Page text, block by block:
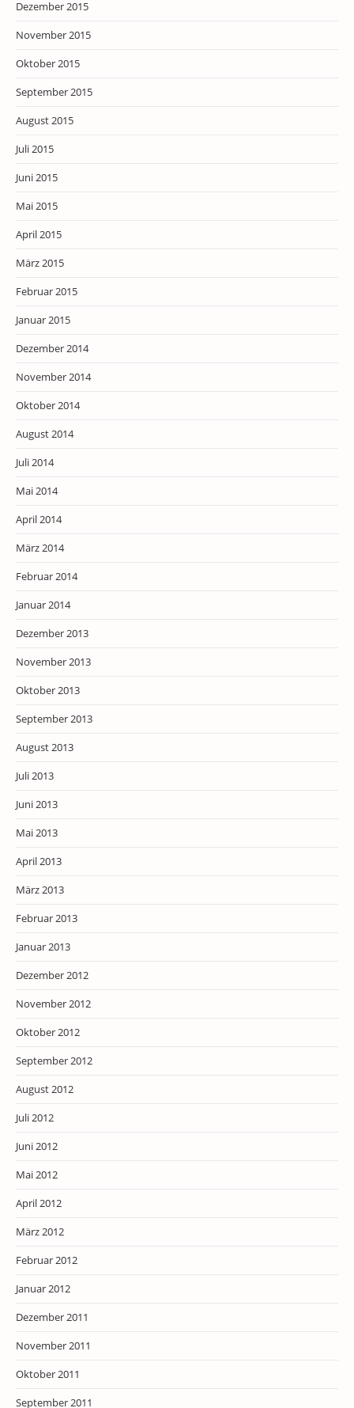
Dezember 2015
November 2015
Oktober 2015
September 2015
August 2015
Juli 2015
Juni 2015
Mai 2015
April 2015
März 2015
Februar 2015
Januar 2015
Dezember 2014
November 2014
Oktober 2014
August 2014
Juli 2014
Mai 2014
April 2014
März 2014
Februar 2014
Januar 2014
Dezember 2013
November 2013
Oktober 2013
September 2013
August 2013
Juli 2013
Juni 2013
Mai 2013
April 2013
März 2013
Februar 2013
Januar 2013
Dezember 2012
November 2012
Oktober 2012
September 2012
August 2012
Juli 2012
Juni 2012
Mai 2012
April 2012
März 2012
Februar 2012
Januar 2012
Dezember 2011
November 2011
Oktober 2011
September 2011